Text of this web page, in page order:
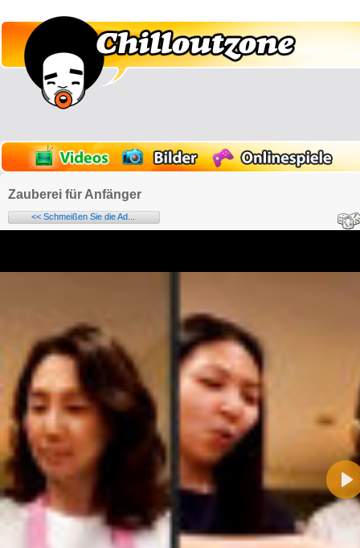
Zauberei für Anfänger
<< Schmeißen Sie die Ad...